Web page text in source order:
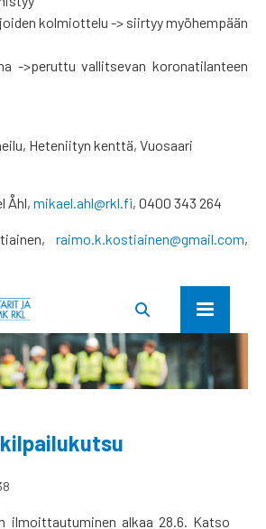
kolmiottelu -> siirtyy myöhempään
->peruttu vallitsevan koronatilanteen
Heteniityn kenttä, Vuosaari
Åhl, mikael.ahl@rkl.fi, 0400 343 264
raimo.k.kostiainen@gmail.com,